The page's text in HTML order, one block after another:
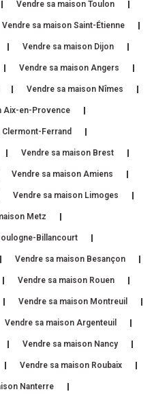
Vendre sa maison Toulon
Vendre sa maison Saint-Étienne
Vendre sa maison Dijon
Vendre sa maison Angers
Vendre sa maison Nîmes
Aix-en-Provence
Ferrand
Vendre sa maison Brest
Vendre sa maison Amiens
Vendre sa maison Limoges
Metz
Billancourt
Vendre sa maison Besançon
Vendre sa maison Rouen
Vendre sa maison Montreuil
Vendre sa maison Argenteuil
Vendre sa maison Nancy
Vendre sa maison Roubaix
Nanterre